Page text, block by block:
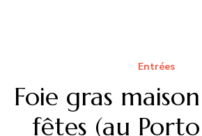
Entrées
Foie gras
fêtes (au